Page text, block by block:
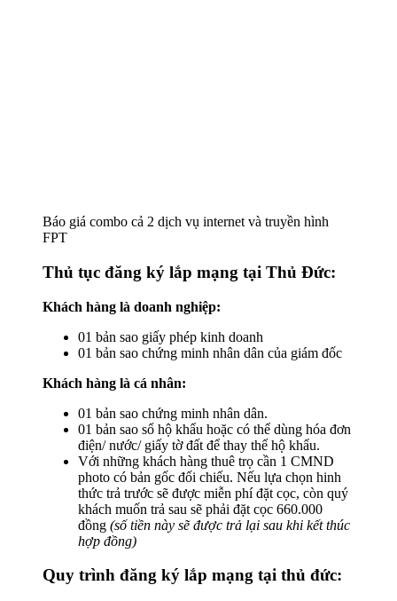
Báo giá combo cả 2 dịch vụ internet và truyền hình
FPT
Thủ tục đăng ký lắp mạng tại Thủ Đức:
Khách hàng là doanh nghiệp:
01 bản sao giấy phép kinh doanh
01 bản sao chứng minh nhân dân của giám đốc
Khách hàng là cá nhân:
01 bản sao chứng minh nhân dân.
01 bản sao sổ hộ khẩu hoặc có thể dùng hóa đơn
điện/ nước/ giấy tờ đất để thay thế hộ khẩu.
Với những khách hàng thuê trọ cần 1 CMND
photo có bản gốc đối chiếu. Nếu lựa chọn hinh
thức trả trước sẽ được miễn phí đặt cọc, còn quý
khách muốn trả sau sẽ phải đặt cọc 660.000
đồng (số tiền này sẽ được trả lại sau khi kết thúc
hợp đồng)
Quy trình đăng ký lắp mạng tại thủ đức: